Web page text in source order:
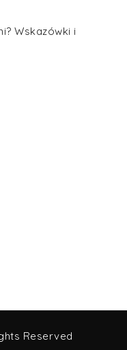
Wskazówki i
Reserved